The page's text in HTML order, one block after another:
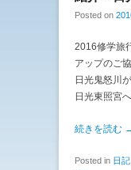
Posted on
2016修学旅
アップのご
日光鬼怒川
日光東照宮
続きを読む
Posted in 日記